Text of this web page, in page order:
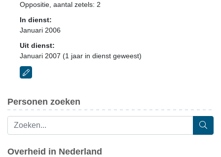
Oppositie , aantal zetels: 2
In dienst:
Januari 2006
Uit dienst:
Januari 2007 (1 jaar in dienst geweest)
Personen zoeken
Overheid in Nederland